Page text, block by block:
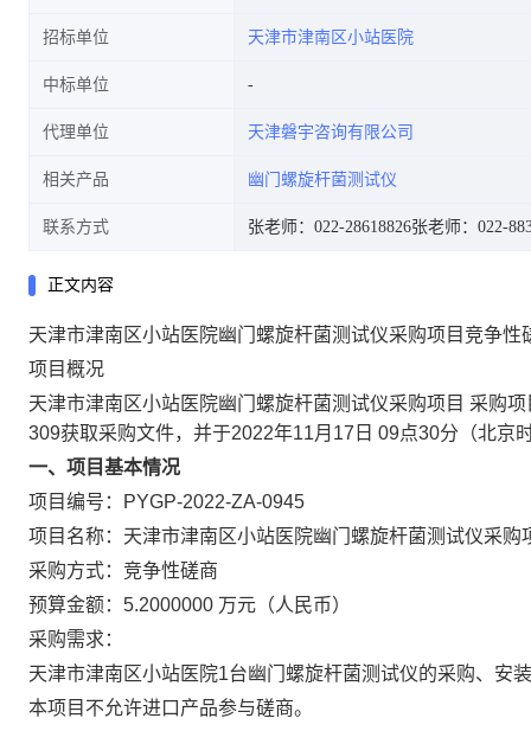
招标单位 天津市津南区小站医院
中标单位
代理单位 天津磐宇咨询有限公司
相关产品 幽门螺旋杆菌测试仪
联系方式 张老师：022-28618826张老师：022-
正文内容
天津市津南区小站医院幽门螺旋杆菌测试仪采购项目竞争性
项目概况
天津市津南区小站医院幽门螺旋杆菌测试仪采购项目 采购
309获取采购文件，并于2022年11月17日 09点30分（北京
一、项目基本情况
项目编号：PYGP-2022-ZA-0945
项目名称：天津市津南区小站医院幽门螺旋杆菌测试仪采购
采购方式：竞争性磋商
预算金额：5.2000000 万元（人民币）
采购需求：
天津市津南区小站医院1台幽门螺旋杆菌测试仪的采购、安
本项目不允许进口产品参与磋商。